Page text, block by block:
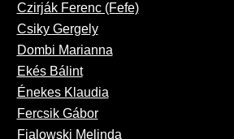
Czirják Ferenc (Fefe)
Csiky Gergely
Dombi Marianna
Ekés Bálint
Énekes Klaudia
Fercsik Gábor
Fialowski Melinda